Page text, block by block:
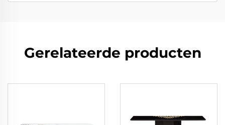
Gerelateerde producten